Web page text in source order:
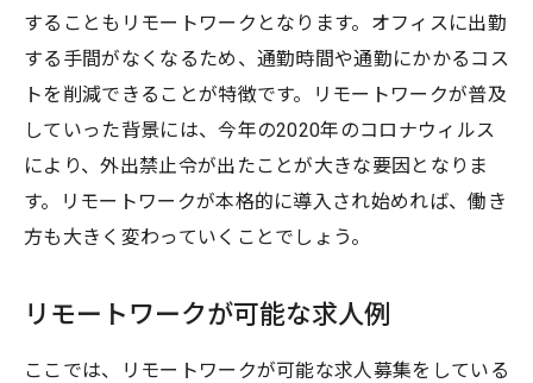
することもリモートワークとなります。オフィスに出勤
する手間がなくなるため、通勤時間や通勤にかかるコス
トを削減できることが特徴です。リモートワークが普及
していった背景には、今年の2020年のコロナウィルス
により、外出禁止令が出たことが大きな要因となりま
す。リモートワークが本格的に導入され始めれば、働き
方も大きく変わっていくことでしょう。
リモートワークが可能な求人例
ここでは、リモートワークが可能な求人募集をしている